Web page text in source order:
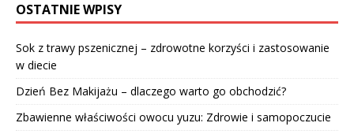
OSTATNIE WPISY
Sok z trawy pszenicznej – zdrowotne korzyści i zastosowanie
w diecie
Dzień Bez Makijażu – dlaczego warto go obchodzić?
Zbawienne właściwości owocu yuzu: Zdrowie i samopoczucie